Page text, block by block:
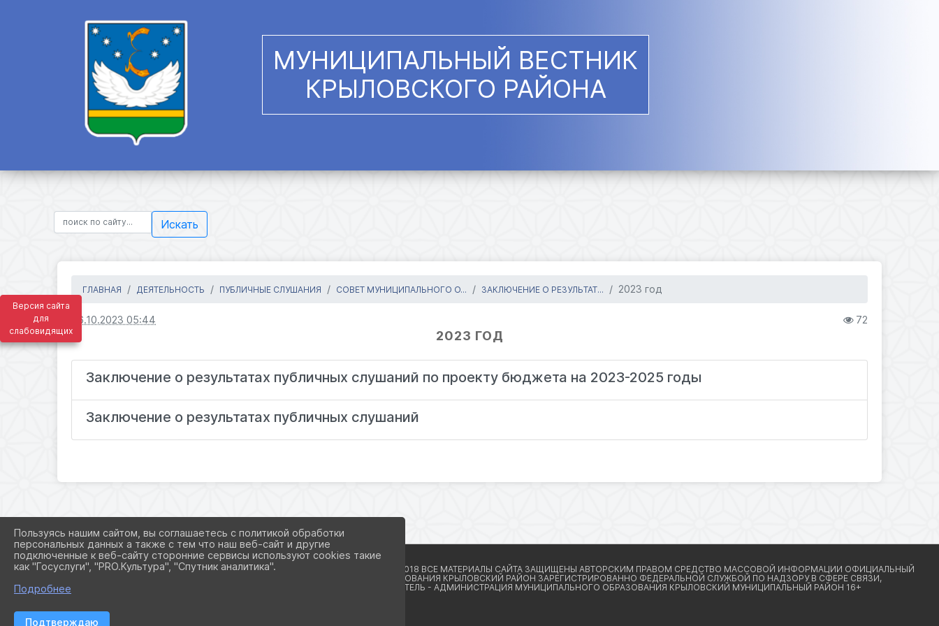
Версия сайта
для
слабовидящих
МУНИЦИПАЛЬНЫЙ ВЕСТНИК
КРЫЛОВСКОГО РАЙОНА
Искать
ГЛАВНАЯ ДЕЯТЕЛЬНОСТЬ ПУБЛИЧНЫЕ СЛУШАНИЯ СОВЕТ МУНИЦИПАЛЬНОГО О... ЗАКЛЮЧЕНИЕ О РЕЗУЛЬТАТ... 2023 год
06.10.2023 05:44 72
2023 ГОД
Заключение о результатах публичных слушаний по проекту бюджета на 2023-2025 годы
Заключение о результатах публичных слушаний
Пользуясь нашим сайтом, вы соглашаетесь с политикой обработки
персональных данных а также с тем что наш веб-сайт и другие
подключенные к веб-сайту сторонние сервисы используют cookies такие
как "Госуслуги", "PRO.Культура", "Спутник аналитика".
Подробнее
Подтверждаю